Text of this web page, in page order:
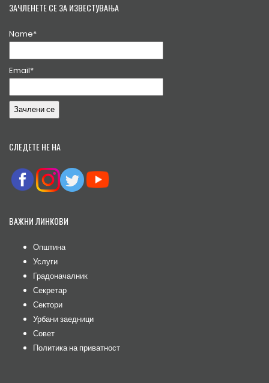
ЗАЧЛЕНЕТЕ СЕ ЗА ИЗВЕСТУВАЊА
Name*
Email*
СЛЕДЕТЕ НЕ НА
ВАЖНИ ЛИНКОВИ
Општина
Услуги
Градоначалник
Секретар
Сектори
Урбани заедници
Совет
Политика на приватност